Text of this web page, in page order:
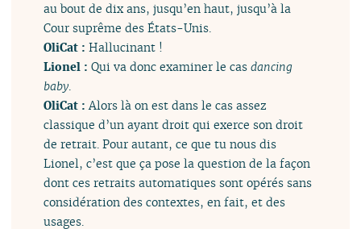
au bout de dix ans, jusqu’en haut, jusqu’à la
Cour suprême des États-Unis.
OliCat : Hallucinant !
Lionel :Qui va donc examiner le casdancing
baby.
OliCat : Alors là on est dans le cas assez
classique d’un ayant droit qui exerce son droit
de retrait. Pour autant, ce que tu nous dis
Lionel, c’est que ça pose la question de la façon
dont ces retraits automatiques sont opérés sans
considération des contextes, en fait, et des
usages.